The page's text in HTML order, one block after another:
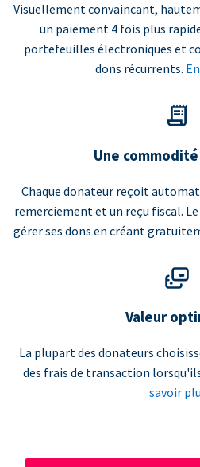
Visuellement convaincant,
un paiement 4 fois plus
portefeuilles électroniques et
dons récurrents.
Une
Chaque donateur reçoit
remerciement et un reçu fiscal.
gérer ses dons en créant
Valeur
La plupart des donateurs
des frais de transaction
savoir